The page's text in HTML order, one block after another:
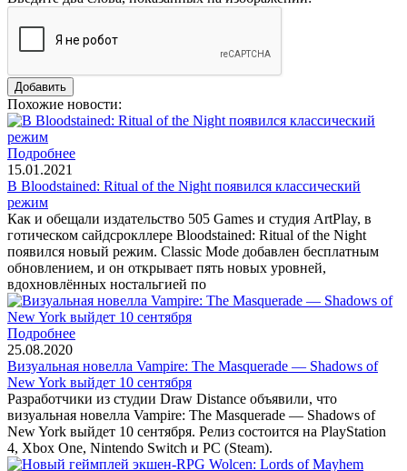
Похожие новости:
Подробнее
15.01.2021
В Bloodstained: Ritual of the Night появился классический
режим
Как и обещали издательство 505 Games и студия ArtPlay, в
готическом сайдсрокллере Bloodstained: Ritual of the Night
появился новый режим. Classic Mode добавлен бесплатным
обновлением, и он открывает пять новых уровней,
вдохновлённых ностальгией по
Подробнее
25.08.2020
Визуальная новелла Vampire: The Masquerade — Shadows of
New York выйдет 10 сентября
Разработчики из студии Draw Distance объявили, что
визуальная новелла Vampire: The Masquerade — Shadows of
New York выйдет 10 сентября. Релиз состоится на PlayStation
4, Xbox One, Nintendo Switch и PC (Steam).